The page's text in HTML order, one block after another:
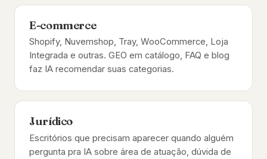
E-commerce
Shopify, Nuvemshop, Tray, WooCommerce, Loja
Integrada e outras. GEO em catálogo, FAQ e blog
faz IA recomendar suas categorias.
Jurídico
Escritórios que precisam aparecer quando alguém
pergunta pra IA sobre área de atuação, dúvida de